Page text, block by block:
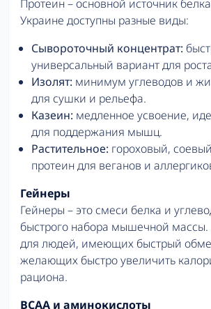
Протеин – основной источник
Украине доступны разные виды:
Сывороточный концентрат:
универсальный вариант для
Изолят: минимум углеводов и
для сушки и рельефа.
Казеин: медленное усвоение,
для поддержания мышц.
Растительное: гороховый,
протеин для веганов и
Гейнеры
Гейнеры – это смеси белка и
быстрого набора мышечной массы.
для людей, имеющих быстрый
желающих быстро увеличить
рациона.
BCAA и аминокислоты